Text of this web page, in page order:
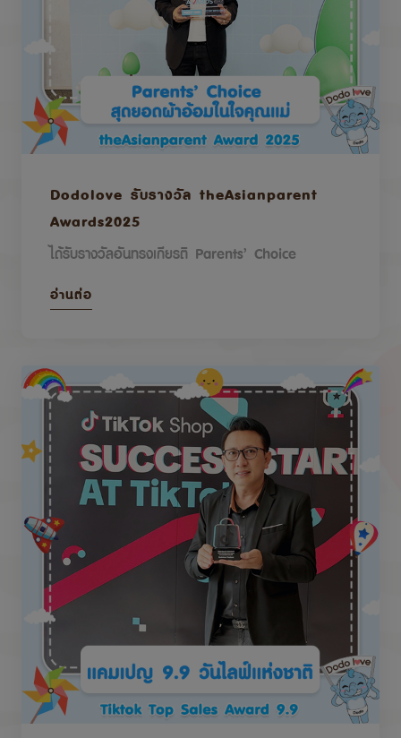
Dodolove รับรางวัล theAsianparent
Awards2025
ได้รับรางวัลอันทรงเกียรติ Parents’ Choice
อ่านต่อ